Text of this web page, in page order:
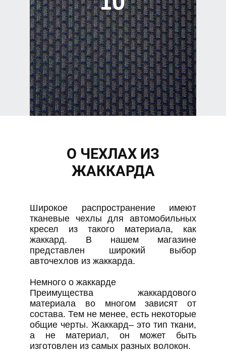
О ЧЕХЛАХ ИЗ
ЖАККАРДА
Широкое распространение имеют
тканевые чехлы для автомобильных
кресел из такого материала, как
жаккард. В нашем магазине
представлен широкий выбор
авточехлов из жаккарда.
Немного о жаккарде
Преимущества жаккардового
материала во многом зависят от
состава. Тем не менее, есть некоторые
общие черты. Жаккард– это тип ткани,
а не материал, он может быть
изготовлен из самых разных волокон.